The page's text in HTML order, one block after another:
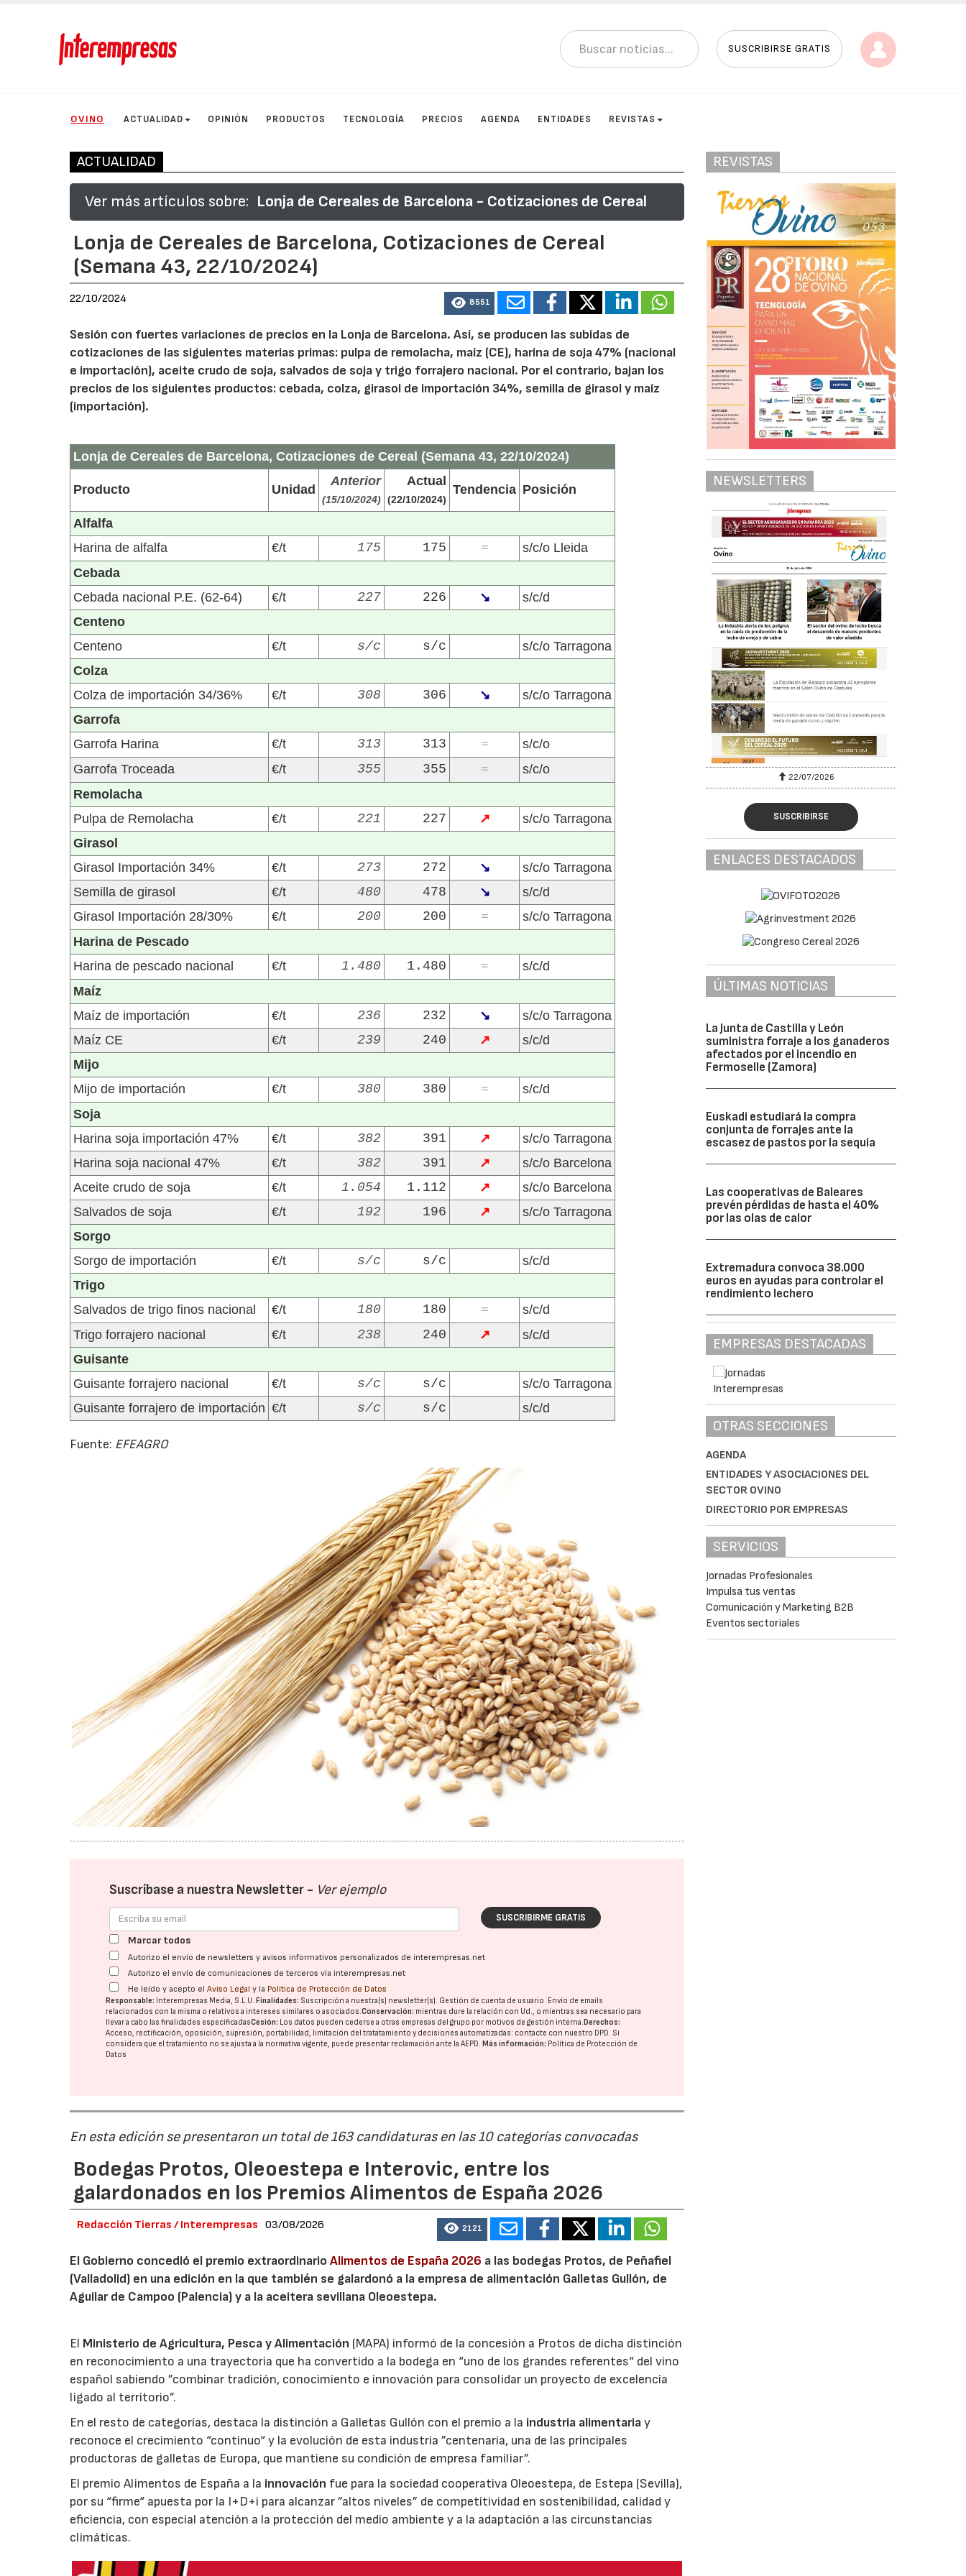
SUSCRIBIRSE GRATIS
OVINO ACTUALIDAD OPINIÓN PRODUCTOS TECNOLOGÍA PRECIOS AGENDA ENTIDADES REVISTAS
ACTUALIDAD
Ver más artículos sobre: Lonja de Cereales de Barcelona - Cotizaciones de Cereal
Lonja de Cereales de Barcelona, Cotizaciones de Cereal
(Semana 43, 22/10/2024)
22/10/2024 8551
Sesión con fuertes variaciones de precios en la Lonja de Barcelona. Así, se producen las subidas de
cotizaciones de las siguientes materias primas: pulpa de remolacha, maíz (CE), harina de soja 47% (nacional
e importación), aceite crudo de soja, salvados de soja y trigo forrajero nacional. Por el contrario, bajan los
precios de los siguientes productos: cebada, colza, girasol de importación 34%, semilla de girasol y maíz
(importación).
Lonja de Cereales de Barcelona, Cotizaciones de Cereal (Semana 43, 22/10/2024)
Producto Unidad
Anterior
(15/10/2024)
Actual
(22/10/2024)
Tendencia Posición
Alfalfa
Harina de alfalfa
€/t 175 175 =
s/c/o Lleida
Cebada
Cebada nacional P.E. (62-64)
€/t 227 226 ↘
s/c/d
Centeno
Centeno
€/t s/c s/c
s/c/o Tarragona
Colza
Colza de importación 34/36%
€/t 308 306 ↘
s/c/o Tarragona
Garrofa
Garrofa Harina
€/t 313 313 =
s/c/o
Garrofa Troceada
€/t 355 355 =
s/c/o
Remolacha
Pulpa de Remolacha
€/t 221 227 ↗
s/c/o Tarragona
Girasol
Girasol Importación 34%
€/t 273 272 ↘
s/c/o Tarragona
Semilla de girasol
€/t 480 478 ↘
s/c/d
Girasol Importación 28/30%
€/t 200 200 =
s/c/o Tarragona
Harina de Pescado
Harina de pescado nacional
€/t 1.480 1.480 =
s/c/d
Maíz
Maíz de importación
€/t 236 232 ↘
s/c/o Tarragona
Maíz CE
€/t 239 240 ↗
s/c/d
Mijo
Mijo de importación
€/t 380 380 =
s/c/d
Soja
Harina soja importación 47%
€/t 382 391 ↗
s/c/o Tarragona
Harina soja nacional 47%
€/t 382 391 ↗
s/c/o Barcelona
Aceite crudo de soja
€/t 1.054 1.112 ↗
s/c/o Barcelona
Salvados de soja
€/t 192 196 ↗
s/c/o Tarragona
Sorgo
Sorgo de importación
€/t s/c s/c
s/c/d
Trigo
Salvados de trigo finos nacional
€/t 180 180 =
s/c/d
Trigo forrajero nacional
€/t 238 240 ↗
s/c/d
Guisante
Guisante forrajero nacional
€/t s/c s/c
s/c/o Tarragona
Guisante forrajero de importación €/t s/c s/c s/c/d
Fuente: EFEAGRO
Suscríbase a nuestra Newsletter - Ver ejemplo
SUSCRIBIRME GRATIS
Marcar todos
Autorizo el envío de newsletters y avisos informativos personalizados de interempresas.net
Autorizo el envío de comunicaciones de terceros vía interempresas.net
He leído y acepto elAviso Legal y la Política de Protección de Datos
Responsable: Interempresas Media, S.L.U.Finalidades: Suscripción a nuestra(s) newsletter(s). Gestión de cuenta de usuario. Envío de emails
relacionados con la misma o relativos a intereses similares o asociados.Conservación: mientras dure la relación con Ud., o mientras sea necesario para
llevar a cabo las finalidades especificadasCesión: Los datos pueden cederse a otras empresas del grupo por motivos de gestión interna.Derechos:
Acceso, rectificación, oposición, supresión, portabilidad, limitación del tratatamiento y decisiones automatizadas: contacte con nuestro DPD. Si
considera que el tratamiento no se ajusta a la normativa vigente, puede presentar reclamación ante laAEPD.Más información: Política de Protección de
Datos
En esta edición se presentaron un total de 163 candidaturas en las 10 categorías convocadas
Bodegas Protos, Oleoestepa e Interovic, entre los
galardonados en los Premios Alimentos de España 2026
Redacción Tierras / Interempresas 03/08/2026 2121
El Gobierno concedió el premio extraordinarioAlimentos de España 2026 a las bodegas Protos, de Peñafiel
(Valladolid) en una edición en la que también se galardonó a la empresa de alimentación Galletas Gullón, de
Aguilar de Campoo (Palencia) y a la aceitera sevillana Oleoestepa.
El Ministerio de Agricultura, Pesca y Alimentación (MAPA) informó de la concesión a Protos de dicha distinción
en reconocimiento a una trayectoria que ha convertido a la bodega en “uno de los grandes referentes“ del vino
español sabiendo ”combinar tradición, conocimiento e innovación para consolidar un proyecto de excelencia
ligado al territorio”.
En el resto de categorías, destaca la distinción a Galletas Gullón con el premio a la industria alimentariay
reconoce el crecimiento “continuo“ y la evolución de esta industria ”centenaria, una de las principales
productoras de galletas de Europa, que mantiene su condición de empresa familiar”.
El premio Alimentos de España a la innovación fue para la sociedad cooperativa Oleoestepa, de Estepa (Sevilla),
por su “firme“ apuesta por la I+D+i para alcanzar ”altos niveles” de competitividad en sostenibilidad, calidad y
eficiencia, con especial atención a la protección del medio ambiente y a la adaptación a las circunstancias
climáticas.
REVISTAS
NEWSLETTERS
22/07/2026
SUSCRIBIRSE
ENLACES DESTACADOS
ÚLTIMAS NOTICIAS
La Junta de Castilla y León
suministra forraje a los ganaderos
afectados por el incendio en
Fermoselle (Zamora)
Euskadi estudiará la compra
conjunta de forrajes ante la
escasez de pastos por la sequía
Las cooperativas de Baleares
prevén pérdidas de hasta el 40%
por las olas de calor
Extremadura convoca 38.000
euros en ayudas para controlar el
rendimiento lechero
EMPRESAS DESTACADAS
OTRAS SECCIONES
AGENDA
ENTIDADES Y ASOCIACIONES DEL
SECTOR OVINO
DIRECTORIO POR EMPRESAS
SERVICIOS
Jornadas Profesionales
Impulsa tus ventas
Comunicación y Marketing B2B
Eventos sectoriales